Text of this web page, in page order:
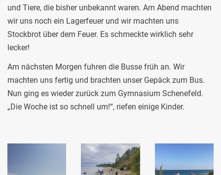
und Tiere, die bisher unbekannt waren. Am Abend machten
wir uns noch ein Lagerfeuer und wir machten uns
Stockbrot über dem Feuer. Es schmeckte wirklich sehr
lecker!
Am nächsten Morgen fuhren die Busse früh an. Wir
machten uns fertig und brachten unser Gepäck zum Bus.
Nun ging es wieder zurück zum Gymnasium Schenefeld.
„Die Woche ist so schnell um!“, riefen einige Kinder.